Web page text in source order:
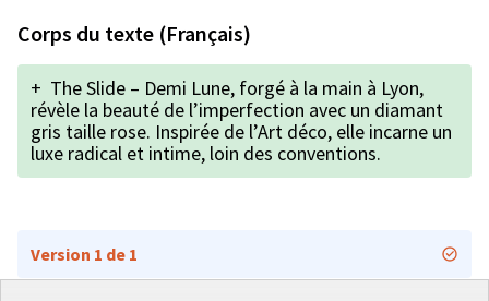
Corps du texte (Français)
+ The Slide – Demi Lune, forgé à la main à Lyon,
révèle la beauté de l’imperfection avec un diamant
gris taille rose. Inspirée de l’Art déco, elle incarne un
luxe radical et intime, loin des conventions.
Version 1 de 1